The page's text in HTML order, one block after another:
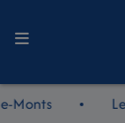
Monts
Accueil